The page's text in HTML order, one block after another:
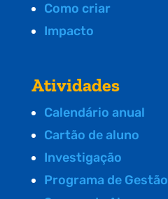
Como criar
Impacto
Atividades
Calendário anual
Cartão de aluno
Investigação
Programa de Gestão